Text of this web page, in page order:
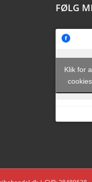
FØLG
Klik for